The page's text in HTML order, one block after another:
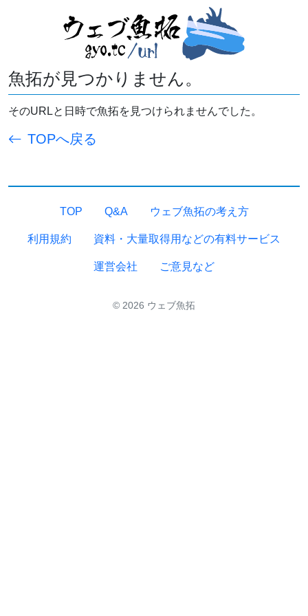
魚拓が見つかりません。
そのURLと日時で魚拓を見つけられませんでした。
TOPへ戻る
TOP Q&A ウェブ魚拓の考え方
利用規約 資料・大量取得用などの有料サービス
運営会社 ご意見など
© 2026 ウェブ魚拓